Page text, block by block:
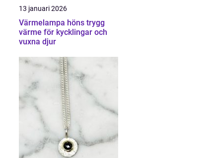
13 januari 2026
Värmelampa höns trygg
värme för kycklingar och
vuxna djur